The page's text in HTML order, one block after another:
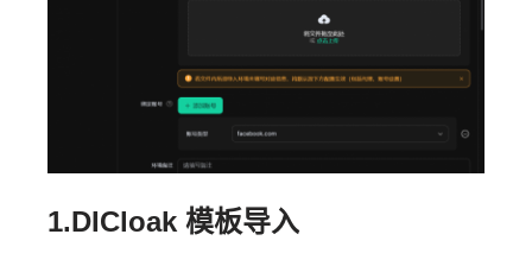
1.DICloak 模板导入